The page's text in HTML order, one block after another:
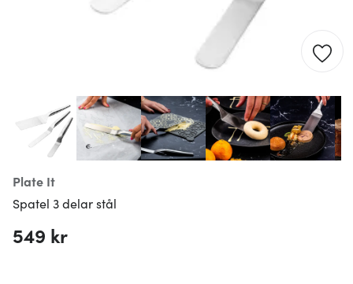
Plate It
Spatel 3 delar stål
549 kr